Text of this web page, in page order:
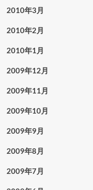
2010年3月
2010年2月
2010年1月
2009年12月
2009年11月
2009年10月
2009年9月
2009年8月
2009年7月